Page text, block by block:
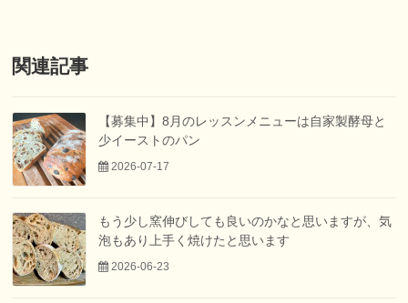
関連記事
【募集中】8月のレッスンメニューは自家製酵母と
少イーストのパン
2026-07-17
もう少し窯伸びしても良いのかなと思いますが、気
泡もあり上手く焼けたと思います
2026-06-23